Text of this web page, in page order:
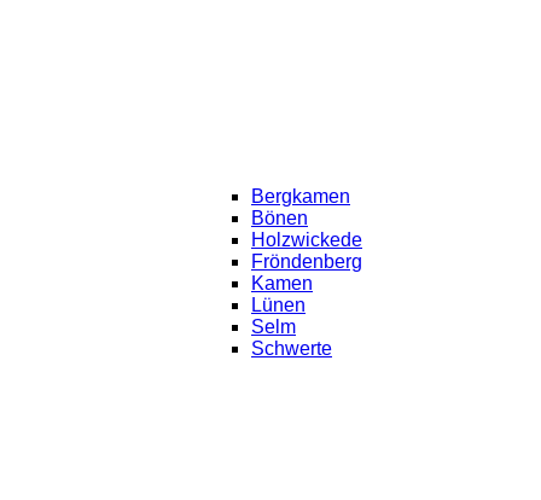
Bergkamen
Bönen
Holzwickede
Fröndenberg
Kamen
Lünen
Selm
Schwerte